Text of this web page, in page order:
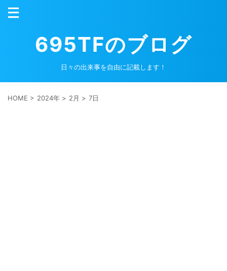
695TFのブログ
日々の出来事を自由に記載します！
HOME > 2024年 > 2月 > 7日